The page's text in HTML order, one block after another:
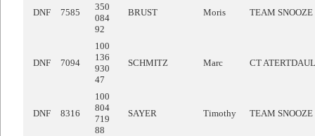
DNF 7585
350
084
92
BRUST Moris TEAM SNOOZE
DNF 7094
100
136
930
47
SCHMITZ Marc CT ATERTDAUL
DNF 8316
100
804
719
88
SAYER Timothy TEAM SNOOZE